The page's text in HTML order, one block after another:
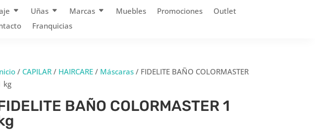
Uñas Marcas Muebles Promociones
Outlet
Franquicias
/ CAPILAR/ HAIRCARE/ Máscaras/ FIDELITE BAÑO COLORMASTER
kg
BAÑO COLORMASTER 1